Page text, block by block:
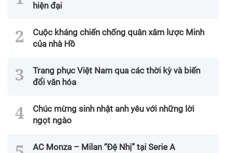
hiện đại
Cuộc kháng chiến chống quân xâm lược Minh
của nhà Hồ
Trang phục Việt Nam qua các thời kỳ và biến
đổi văn hóa
Chúc mừng sinh nhật anh yêu với những lời
ngọt ngào
AC Monza – Milan “Đệ Nhị” tại Serie A